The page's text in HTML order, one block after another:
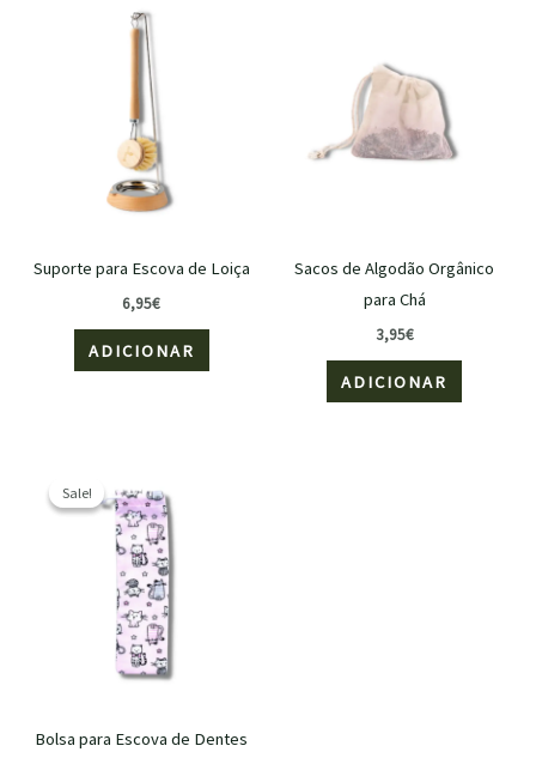
Suporte para Escova de Loiça
6,95€
ADICIONAR
Sacos de Algodão Orgânico
para Chá
3,95€
ADICIONAR
Sale!
Sale!
Bolsa para Escova de Dentes
original
era:
6,95€.